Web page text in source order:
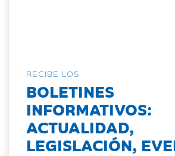
RECIBE LOS
BOLETINES
INFORMATIVOS:
ACTUALIDAD,
LEGISLACIÓN,